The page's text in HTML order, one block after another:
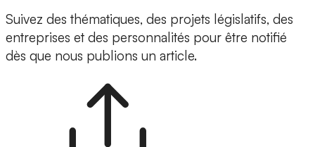
Suivez des thématiques, des projets législatifs, des
entreprises et des personnalités pour être notifié
dès que nous publions un article.